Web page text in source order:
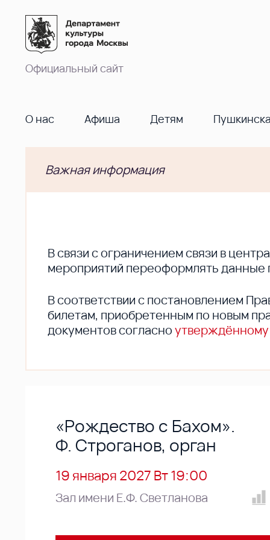
Официальный сайт
О нас Афиша Детям
Важная информация
В cвязи с ограничением связи в
мероприятий переоформлять данные
В соответствии с постановлением
билетам, приобретенным по новым
документов согласно
«Рождество с Бахом».
Ф. Строганов, орган
19 января 2027 Вт 19:00
Зал имени Е.Ф. Светланова